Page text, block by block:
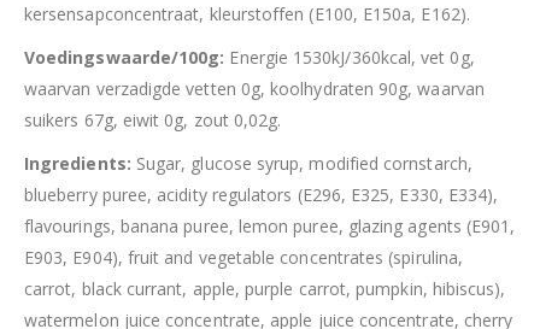
kersensapconcentraat, kleurstoffen (E100, E150a, E162).
Voedingswaarde/100g: Energie 1530kJ/360kcal, vet 0g,
waarvan verzadigde vetten 0g, koolhydraten 90g, waarvan
suikers 67g, eiwit 0g, zout 0,02g.
Ingredients: Sugar, glucose syrup, modified cornstarch,
blueberry puree, acidity regulators (E296, E325, E330, E334),
flavourings, banana puree, lemon puree, glazing agents (E901,
E903, E904), fruit and vegetable concentrates (spirulina,
carrot, black currant, apple, purple carrot, pumpkin, hibiscus),
watermelon juice concentrate, apple juice concentrate, cherry